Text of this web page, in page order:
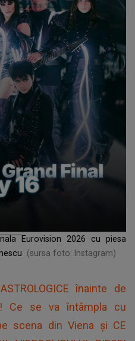
Eurovision 2026 cu piesa
(sursa foto: Instagram)
înainte de
Ce se va întâmpla cu
scena din Viena și CE